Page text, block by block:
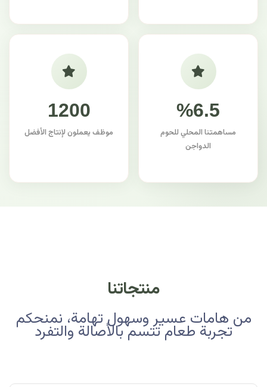
%6.5
مساهمتنا المحلي للحوم
الدواجن
1200
موظف يعملون لإنتاج الأفضل
منتجاتنا
من هامات عسير وسهول تهامة، نمنحكم
تجربة طعام تتسم بالأصالة والتفرد